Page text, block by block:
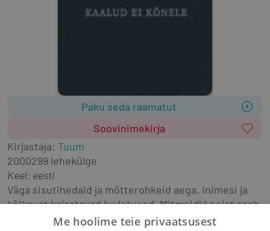
Paku seda raamatut
Soovinimekirja
Kirjastaja: Tuum
2000299 lehekülge
Keel: eesti
Väga sisutihedaid ja mõtterohkeid aega, inimesi ja
kõiksust kajastavad luuletused. Mitmeidki neist saab
kasutada erinevate elusündmuste puhul.
Me hoolime teie privaatsusest